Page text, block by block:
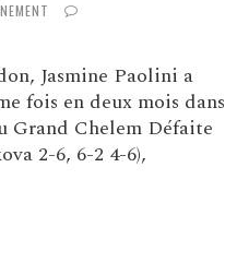
Jasmine Paolini a
fois en deux mois dans
Grand Chelem Défaite
2-6, 6-2 4-6),